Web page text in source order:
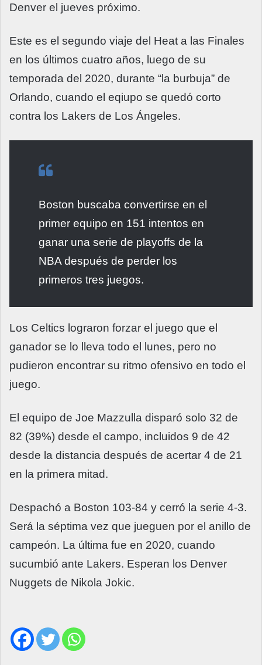
Denver el jueves próximo.
Este es el segundo viaje del Heat a las Finales
en los últimos cuatro años, luego de su
temporada del 2020, durante “la burbuja” de
Orlando, cuando el eqiupo se quedó corto
contra los Lakers de Los Ángeles.
Boston buscaba convertirse en el
primer equipo en 151 intentos en
ganar una serie de playoffs de la
NBA después de perder los
primeros tres juegos.
Los Celtics lograron forzar el juego que el
ganador se lo lleva todo el lunes, pero no
pudieron encontrar su ritmo ofensivo en todo el
juego.
El equipo de Joe Mazzulla disparó solo 32 de
82 (39%) desde el campo, incluidos 9 de 42
desde la distancia después de acertar 4 de 21
en la primera mitad.
Despachó a Boston 103-84 y cerró la serie 4-3.
Será la séptima vez que jueguen por el anillo de
campeón. La última fue en 2020, cuando
sucumbió ante Lakers. Esperan los Denver
Nuggets de Nikola Jokic.